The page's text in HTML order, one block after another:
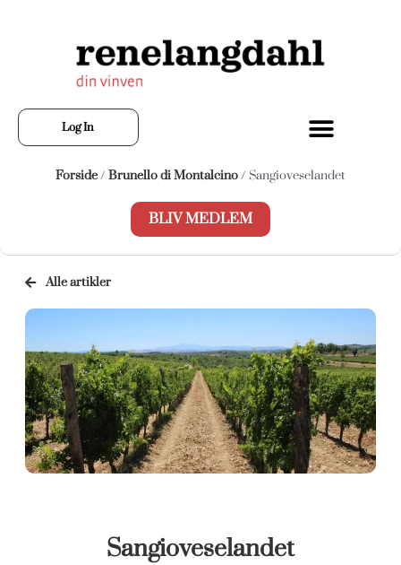
Log In
Forside/ Brunello di Montalcino/ Sangioveselandet
BLIV MEDLEM
Alle artikler
Sangioveselandet